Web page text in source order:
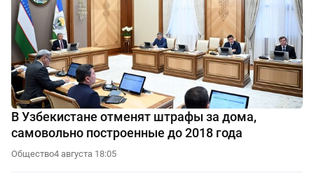
В Узбекистане отменят штрафы за дома,
самовольно построенные до 2018 года
Общество4 августа 18:05